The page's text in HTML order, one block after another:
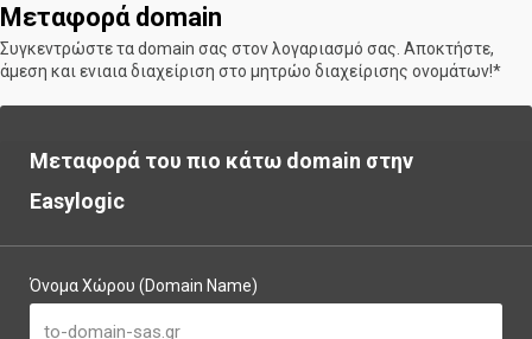
Μεταφορά domain
Συγκεντρώστε τα domain σας στον λογαριασμό σας. Aποκτήστε,
άμεση και ενιαια διαχείριση στο μητρώο διαχείρισης ονομάτων!*
Μεταφορά του πιο κάτω domain στην
Easylogic
Όνομα Χώρου (Domain Name)